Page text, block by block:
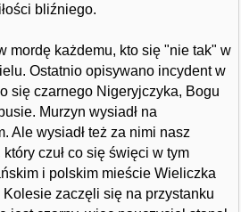
bliźniego.
mordę każdemu, kto się "nie tak" w
Ostatnio opisywano incydent w
się czarnego Nigeryjczyka, Bogu
Murzyn wysiadł na
Ale wysiadł też za nimi nasz
czuł co się święci w tym
i polskim mieście Wieliczka
zaczęli się na przystanku